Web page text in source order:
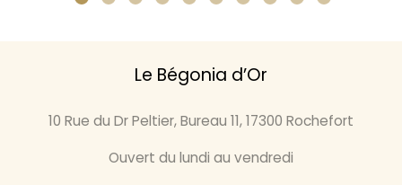
Le Bégonia d’Or
10 Rue du Dr Peltier, Bureau 11, 17300 Rochefort
Ouvert du lundi au vendredi